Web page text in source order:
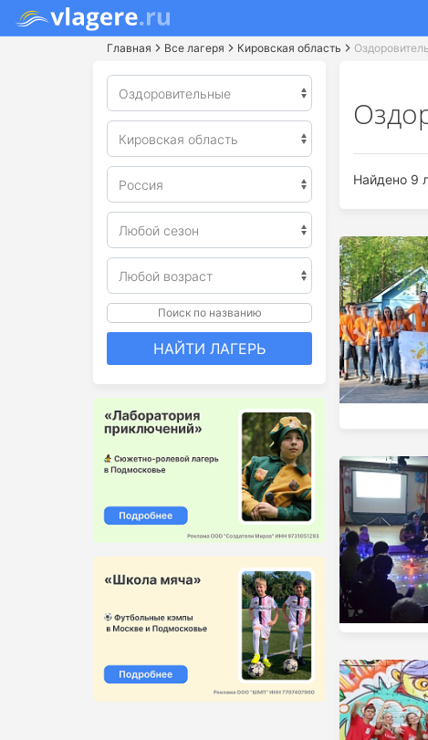
Главная Все лагеря Кировская область
Поиск по названию
НАЙТИ ЛАГЕРЬ
Найдено 9